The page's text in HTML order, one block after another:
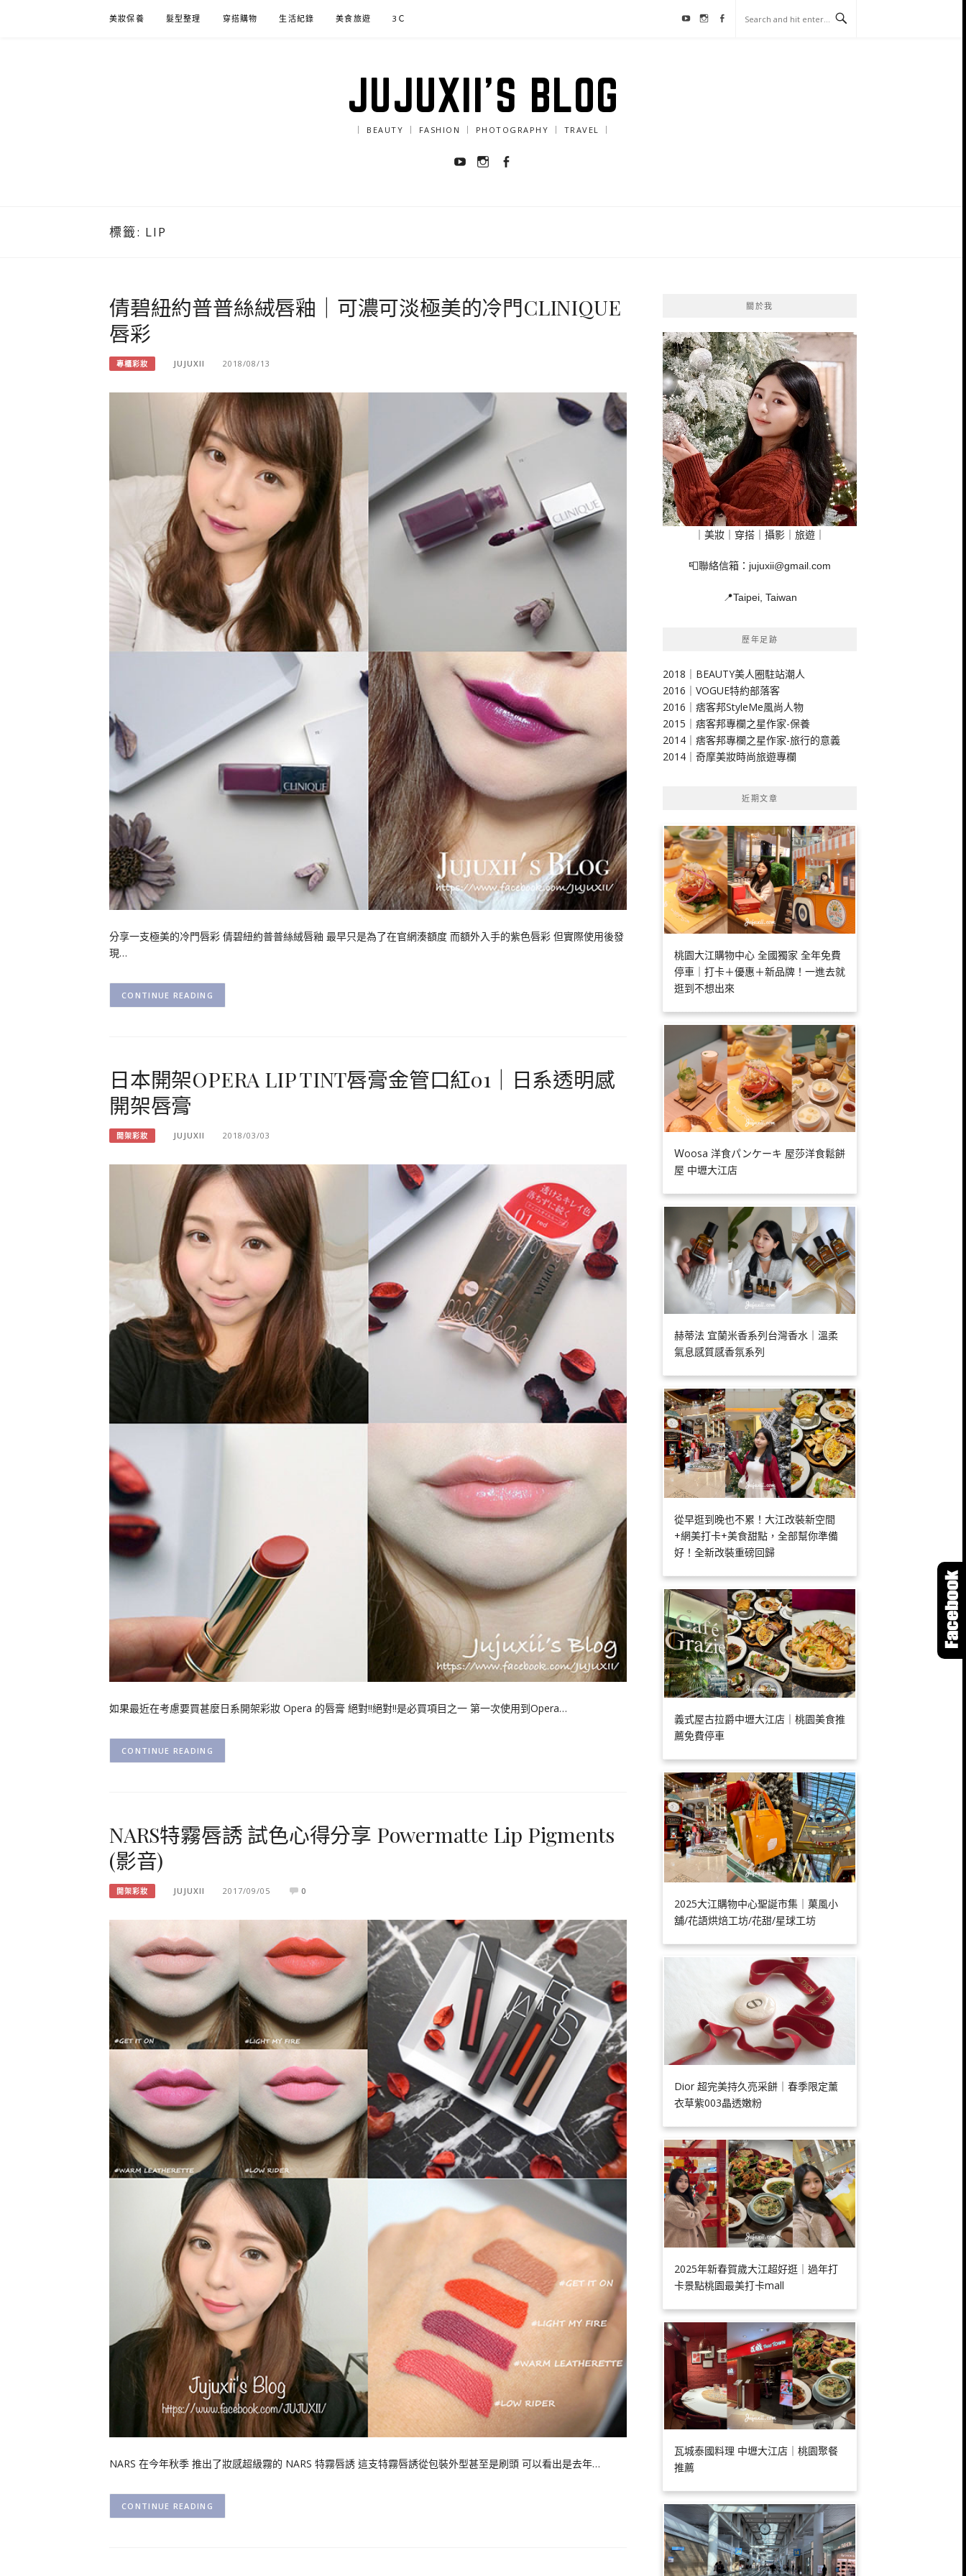
美妝保養 髮型整理 穿搭購物 生活紀錄 美食旅遊 3Ｃ Youtube
Instagram
Facebook
JUJUXII'S BLOG
｜ BEAUTY ｜ FASHION ｜ PHOTOGRAPHY ｜ TRAVEL ｜
YoutubeInstagram
標籤: LIP
倩碧紐約普普絲絨唇釉｜可濃可淡極美的冷門CLINIQUE
唇彩
專櫃彩妝 JUJUXII 2018/08/13
分享一支極美的冷門唇彩 倩碧紐約普普絲絨唇釉 最早只是為了在官網湊額度 而額外入手的紫色唇彩 但實際使用後發
現…
CONTINUE READING
日本開架OPERA LIP TINT唇膏金管口紅01｜日系透明感
開架唇膏
開架彩妝 JUJUXII 2018/03/03
如果最近在考慮要買甚麼日系開架彩妝 Opera 的唇膏 絕對!!絕對!!是必買項目之一 第一次使用到Opera…
CONTINUE READING
NARS特霧唇誘 試色心得分享 Powermatte Lip Pigments
(影音)
開架彩妝 JUJUXII 2017/09/05 0
NARS 在今年秋季 推出了妝感超級霧的 NARS 特霧唇誘 這支特霧唇誘從包裝外型甚至是刷頭 可以看出是去年…
CONTINUE READING
關於我
｜美妝｜穿搭｜攝影｜旅遊｜
📮聯絡信箱： jujuxii@gmail.com
📍Taipei, Taiwan
歷年足跡
2018｜BEAUTY美人圈駐站潮人
2016｜VOGUE特約部落客
2016｜痞客邦StyleMe風尚人物
2015｜痞客邦專欄之星作家-保養
2014｜痞客邦專欄之星作家-旅行的意義
2014｜奇摩美妝時尚旅遊專欄
近期文章
桃園大江購物中心 全國獨家 全年免費
停車｜打卡＋優惠＋新品牌！一進去就
逛到不想出來
Ｗoosa 洋食パンケーキ 屋莎洋食鬆餅
屋 中壢大江店
赫蒂法 宜蘭米香系列台灣香水｜溫柔
氣息感質感香氛系列
從早逛到晚也不累！大江改裝新空間
+網美打卡+美食甜點，全部幫你準備
好！全新改裝重磅回歸
義式屋古拉爵中壢大江店｜桃園美食推
薦免費停車
2025大江購物中心聖誕市集｜菓風小
舖/花語烘焙工坊/花甜/星球工坊
Dior 超完美持久亮采餅｜春季限定薰
衣草紫003晶透嫩粉
2025年新春賀歲大江超好逛｜過年打
卡景點桃園最美打卡mall
瓦城泰國料理 中壢大江店｜桃園聚餐
推薦